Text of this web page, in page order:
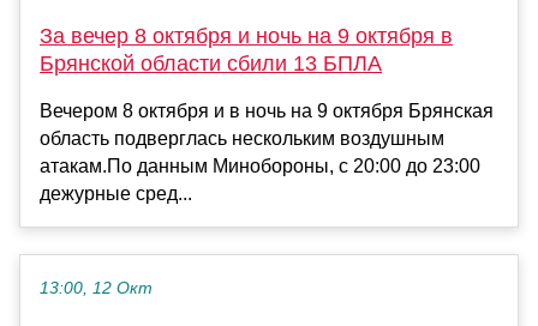
За вечер 8 октября и ночь на 9 октября в
Брянской области сбили 13 БПЛА
Вечером 8 октября и в ночь на 9 октября Брянская
область подверглась нескольким воздушным
атакам.По данным Минобороны, с 20:00 до 23:00
дежурные сред...
13:00, 12 Окт